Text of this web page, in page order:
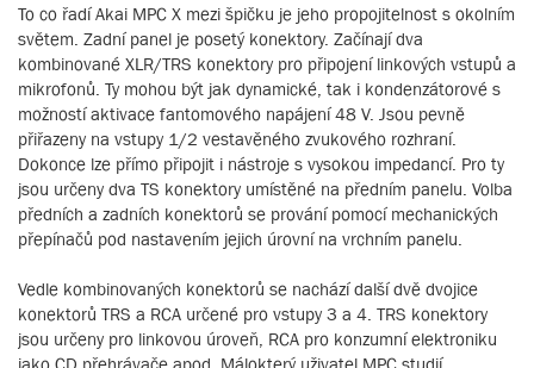
To co řadí Akai MPC X mezi špičku je jeho propojitelnost s okolním
světem. Zadní panel je posetý konektory. Začínají dva
kombinované XLR/TRS konektory pro připojení linkových vstupů a
mikrofonů. Ty mohou být jak dynamické, tak i kondenzátorové s
možností aktivace fantomového napájení 48 V. Jsou pevně
přiřazeny na vstupy 1/2 vestavěného zvukového rozhraní.
Dokonce lze přímo připojit i nástroje s vysokou impedancí. Pro ty
jsou určeny dva TS konektory umístěné na předním panelu. Volba
předních a zadních konektorů se prování pomocí mechanických
přepínačů pod nastavením jejich úrovní na vrchním panelu.
Vedle kombinovaných konektorů se nachází další dvě dvojice
konektorů TRS a RCA určené pro vstupy 3 a 4. TRS konektory
jsou určeny pro linkovou úroveň, RCA pro konzumní elektroniku
jako CD přehrávače apod. Málokterý uživatel MPC studií